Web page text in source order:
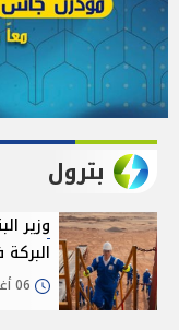
بترول
وزير